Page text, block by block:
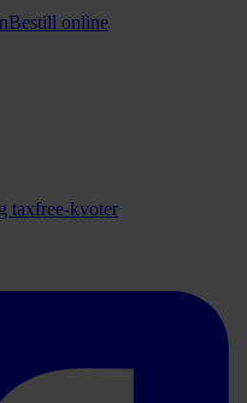
Bestill online
taxfree-kvoter